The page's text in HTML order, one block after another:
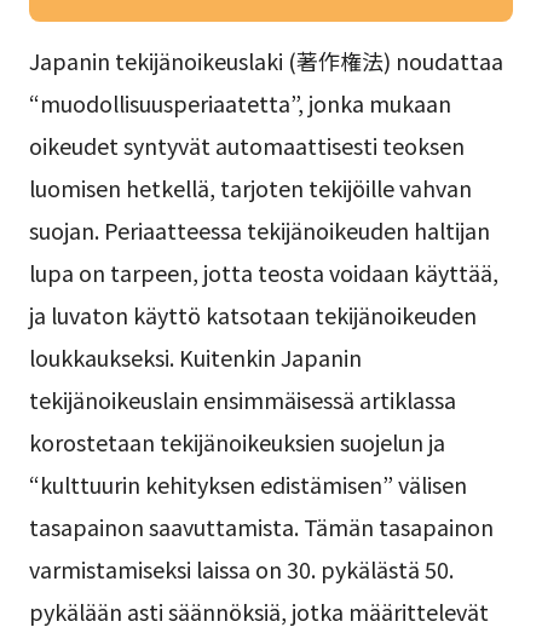
Japanin tekijänoikeuslaki (著作権法) noudattaa
“muodollisuusperiaatetta”, jonka mukaan
oikeudet syntyvät automaattisesti teoksen
luomisen hetkellä, tarjoten tekijöille vahvan
suojan. Periaatteessa tekijänoikeuden haltijan
lupa on tarpeen, jotta teosta voidaan käyttää,
ja luvaton käyttö katsotaan tekijänoikeuden
loukkaukseksi. Kuitenkin Japanin
tekijänoikeuslain ensimmäisessä artiklassa
korostetaan tekijänoikeuksien suojelun ja
“kulttuurin kehityksen edistämisen” välisen
tasapainon saavuttamista. Tämän tasapainon
varmistamiseksi laissa on 30. pykälästä 50.
pykälään asti säännöksiä, jotka määrittelevät